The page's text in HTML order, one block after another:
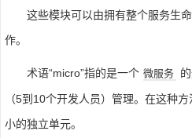
这些模块可以由拥有整个服务生
作。
术语“micro”指的是一个 微服务
（5到10个开发人员）管理。在这种
小的独立单元。